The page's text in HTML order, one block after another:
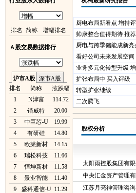
排名 简称 增幅排名
Ａ股交易数据排行
沪市A股 深市A股
排名
简称
涨跌幅
1
N津富
114.72
2
锴威特
20.00
3
中巨芯-U
19.99
4
有研硅
14.80
5
欧莱新材
14.15
6
瑞松科技
11.66
7
恒坤新材
11.58
8
景业智能
11.40
9
盛科通信-U 11.29
厨电布局新看点 增持
帅康整合值得期待 推
厨电与跨季储能成新亮
看好公司未来发展空间
业务多元化转型升级
扩张布局中 买入评级
转型扩张继续
二次腾飞
股权分析
太阳雨控股集团有限
中央汇金资产管理
江苏月亮神管理咨询